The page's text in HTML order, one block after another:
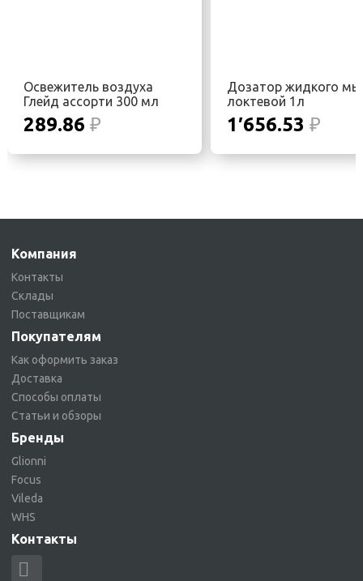
Освежитель воздуха
Глейд ассорти 300 мл
289.86 ₽
Дозатор жидкого
локтевой 1л
1′656.53 ₽
Компания
Контакты
Склады
Поставщикам
Покупателям
Как оформить заказ
Доставка
Способы оплаты
Статьи и обзоры
Бренды
Glionni
Focus
Vileda
WHS
Контакты